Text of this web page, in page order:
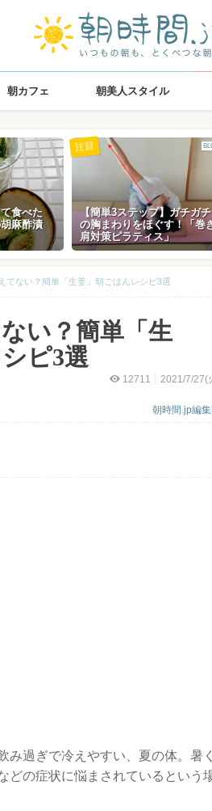
朝カフェ 朝美人スタイル
食べた
麻酢漬
【簡単3ステップ】ガチガチ
の胸まわりをほぐす！「巻
肩対策ピラティス」
注目
てない？簡単「生姜」朝ごはんレシピ3選
い？簡単「生
ピ3選
12711 2021/7/27(
朝時間.jp編
み過ぎで冷えやすい、夏の体。暑く
どの症状に悩まされているという